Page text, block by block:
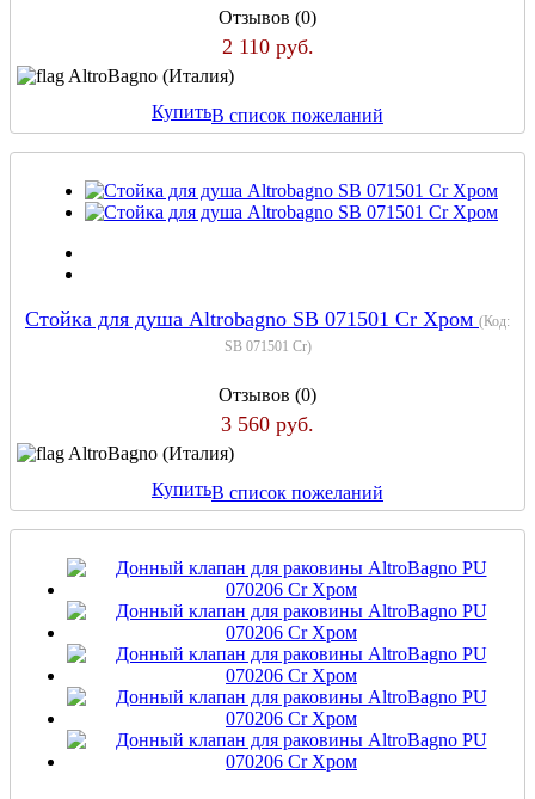
Отзывов (0)
2 110 руб.
AltroBagno (Италия)
КупитьВ список пожеланий
Стойка для душа Altrobagno SB 071501 Cr Хром (Код:
SB 071501 Cr)
Отзывов (0)
3 560 руб.
AltroBagno (Италия)
КупитьВ список пожеланий